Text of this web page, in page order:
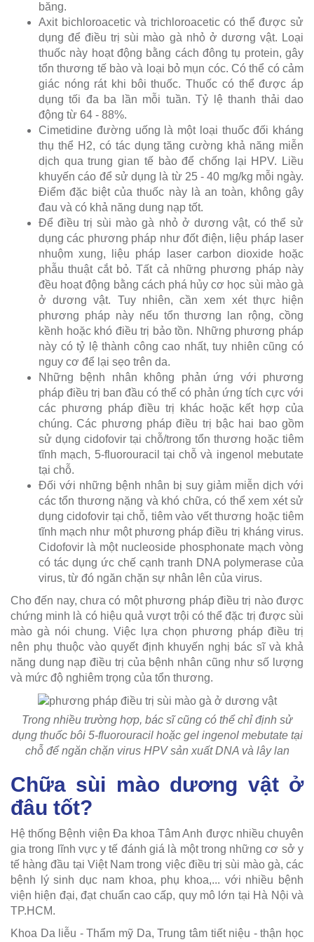
băng.
Axit bichloroacetic và trichloroacetic có thể được sử
dụng để điều trị sùi mào gà nhỏ ở dương vật. Loại
thuốc này hoạt động bằng cách đông tụ protein, gây
tổn thương tế bào và loại bỏ mụn cóc. Có thể có cảm
giác nóng rát khi bôi thuốc. Thuốc có thể được áp
dụng tối đa ba lần mỗi tuần. Tỷ lệ thanh thải dao
động từ 64 - 88%.
Cimetidine đường uống là một loại thuốc đối kháng
thụ thể H2, có tác dụng tăng cường khả năng miễn
dịch qua trung gian tế bào để chống lại HPV. Liều
khuyến cáo để sử dụng là từ 25 - 40 mg/kg mỗi ngày.
Điểm đặc biệt của thuốc này là an toàn, không gây
đau và có khả năng dung nạp tốt.
Để điều trị sùi mào gà nhỏ ở dương vật, có thể sử
dụng các phương pháp như đốt điện, liệu pháp laser
nhuộm xung, liệu pháp laser carbon dioxide hoặc
phẫu thuật cắt bỏ. Tất cả những phương pháp này
đều hoạt động bằng cách phá hủy cơ học sùi mào gà
ở dương vật. Tuy nhiên, cần xem xét thực hiện
phương pháp này nếu tổn thương lan rộng, cồng
kềnh hoặc khó điều trị bảo tồn. Những phương pháp
này có tỷ lệ thành công cao nhất, tuy nhiên cũng có
nguy cơ để lại sẹo trên da.
Những bệnh nhân không phản ứng với phương
pháp điều trị ban đầu có thể có phản ứng tích cực với
các phương pháp điều trị khác hoặc kết hợp của
chúng. Các phương pháp điều trị bậc hai bao gồm
sử dụng cidofovir tại chỗ/trong tổn thương hoặc tiêm
tĩnh mạch, 5-fluorouracil tại chỗ và ingenol mebutate
tại chỗ.
Đối với những bệnh nhân bị suy giảm miễn dịch với
các tổn thương nặng và khó chữa, có thể xem xét sử
dụng cidofovir tại chỗ, tiêm vào vết thương hoặc tiêm
tĩnh mạch như một phương pháp điều trị kháng virus.
Cidofovir là một nucleoside phosphonate mạch vòng
có tác dụng ức chế cạnh tranh DNA polymerase của
virus, từ đó ngăn chặn sự nhân lên của virus.
Cho đến nay, chưa có một phương pháp điều trị nào được
chứng minh là có hiệu quả vượt trội có thể đặc trị được sùi
mào gà nói chung. Việc lựa chọn phương pháp điều trị
nên phụ thuộc vào quyết định khuyến nghị bác sĩ và khả
năng dung nạp điều trị của bệnh nhân cũng như số lượng
và mức độ nghiêm trọng của tổn thương.
Trong nhiều trường hợp, bác sĩ cũng có thể chỉ định sử
dụng thuốc bôi 5-fluorouracil hoặc gel ingenol mebutate tại
chỗ để ngăn chặn virus HPV sản xuất DNA và lây lan
Chữa sùi mào dương vật ở
đâu tốt?
Hệ thống Bệnh viện Đa khoa Tâm Anh được nhiều chuyên
gia trong lĩnh vực y tế đánh giá là một trong những cơ sở y
tế hàng đầu tại Việt Nam trong việc điều trị sùi mào gà, các
bệnh lý sinh dục nam khoa, phụ khoa,... với nhiều bệnh
viện hiện đại, đạt chuẩn cao cấp, quy mô lớn tại Hà Nội và
TP.HCM.
Khoa Da liễu - Thẩm mỹ Da, Trung tâm tiết niệu - thận học